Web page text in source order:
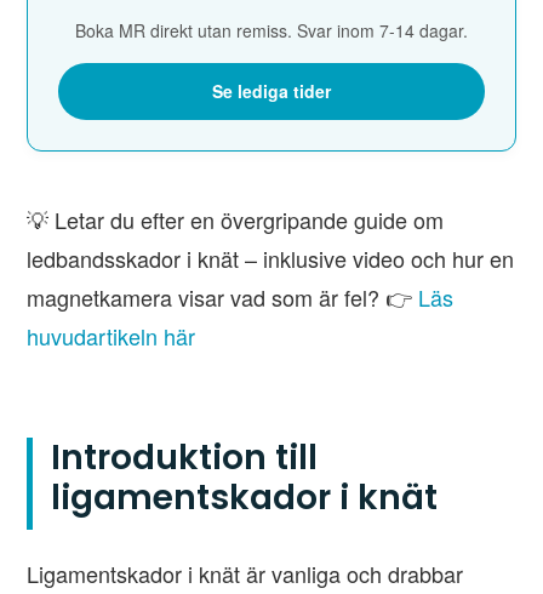
💡 Letar du efter en övergripande guide om
ledbandsskador i knät – inklusive video och hur en
magnetkamera visar vad som är fel? 👉 Läs
huvudartikeln här
Introduktion till
ligamentskador i knät
Ligamentskador i knät är vanliga och drabbar
Boka MR direkt utan remiss. Svar inom 7-14 dagar.
Se lediga tider